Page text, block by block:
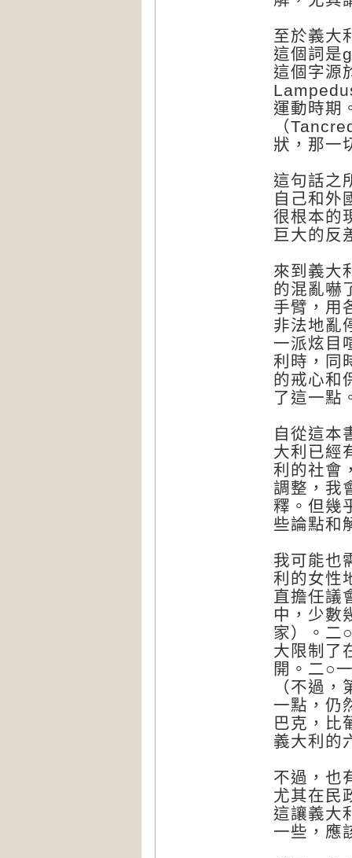
至於義大
這個詞是
這個字源
運動時期
（
狀，那一
這句話之
自己和外
很根本的
巨大的反
來到義大
的混亂嚇
手臂，用
非法地亂
一派炫目
利時，同
的戒心和
了這一點
自從這本
大利已經
利的社會
調整，我
釋。但幾
些論點和
我可能也
利的女性
直擔任議
中，少數
家）。二
大限制了
開。二○
（不過
一點，仍
巴克，比
義大利的
不過，也
尤其在民
這讓義大
一些，應